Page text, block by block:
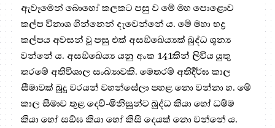
ඇවෑමෙන් බොහෝ කලකට පසු ව මේ මහ පොළොව
කල්ප විනාශ ගින්නෙන් දැවෙන්නේ ය. මේ මහා භද්‍ර
කල්පය අවසන් වූ පසු එක් අසඞ්ඛෙය්‍යක් බුද්ධ ශූන්‍ය
වන්නේ ය. අසඞ්ඛෙය්‍ය යනු අංක 141කින් ලිවිය යුතු
තරමේ අතිවිශාල සංඛ්‍යාවකි. මෙතරම් අතිදීර්ඝ කාල
සීමාවක් බුදු වරයන් වහන්සේලා පහළ නො වන්නා හ. මේ
කාල සීමාව තුළ දෙව්-මිනිසුන්ට බුද්ධ කියා හෝ ධම්ම
කියා හෝ සඞ්ඝ කියා හෝ කිසි දෙයක් නො වන්නේ ය.